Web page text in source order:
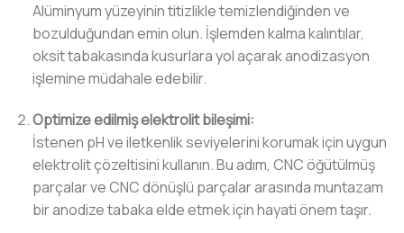
Alüminyum yüzeyinin titizlikle temizlendiğinden ve
bozulduğundan emin olun. İşlemden kalma kalıntılar,
oksit tabakasında kusurlara yol açarak anodizasyon
işlemine müdahale edebilir.
Optimize edilmiş elektrolit bileşimi:
İstenen pH ve iletkenlik seviyelerini korumak için uygun
elektrolit çözeltisini kullanın. Bu adım, CNC öğütülmüş
parçalar ve CNC dönüşlü parçalar arasında muntazam
bir anodize tabaka elde etmek için hayati önem taşır.